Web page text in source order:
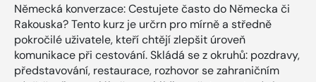
Německá konverzace: Cestujete často do Německa či
Rakouska? Tento kurz je určrn pro mírně a středně
pokročilé uživatele, kteří chtějí zlepšit úroveň
komunikace při cestování. Skládá se z okruhů: pozdravy,
představování, restaurace, rozhovor se zahraničním